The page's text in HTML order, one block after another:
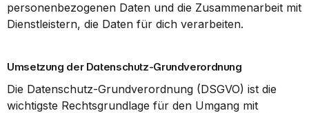
personenbezogenen Daten und die Zusammenarbeit mit
Dienstleistern, die Daten für dich verarbeiten.
Umsetzung der Datenschutz-Grundverordnung
Die Datenschutz-Grundverordnung (DSGVO) ist die
wichtigste Rechtsgrundlage für den Umgang mit